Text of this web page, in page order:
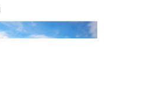
Erfolg? 5
Für
Im